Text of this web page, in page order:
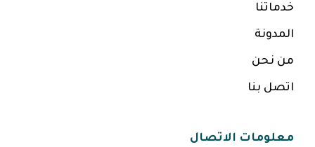
خدماتنا
المدونة
من نحن
اتصل بنا
معلومات الاتصال